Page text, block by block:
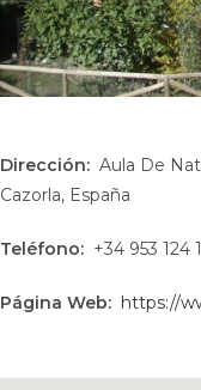
Dirección: Aula De
Cazorla, España
Teléfono: +34 953 124
Página Web: https://